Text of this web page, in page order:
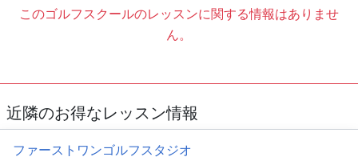
このゴルフスクールのレッスンに関する情報はありませ
ん。
近隣のお得なレッスン情報
ファーストワンゴルフスタジオ